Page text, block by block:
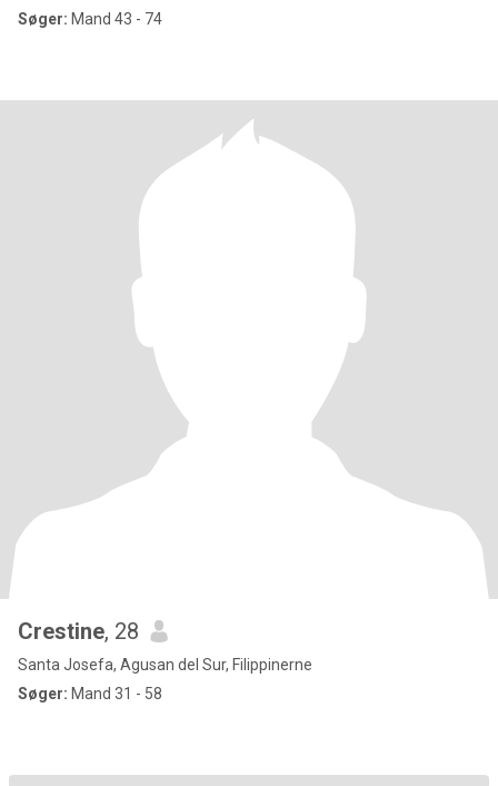
Søger: Mand 43 - 74
Crestine, 28
Santa Josefa, Agusan del Sur, Filippinerne
Søger: Mand 31 - 58